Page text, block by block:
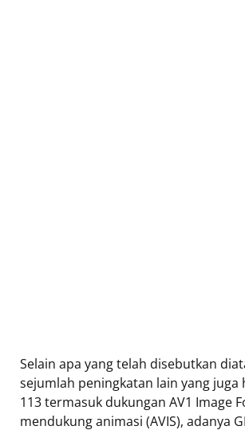
Selain apa yang telah disebutkan
sejumlah peningkatan lain yang juga
113 termasuk dukungan AV1 Image
mendukung animasi (AVIS), adanya